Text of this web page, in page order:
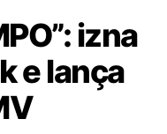
izna
e lança